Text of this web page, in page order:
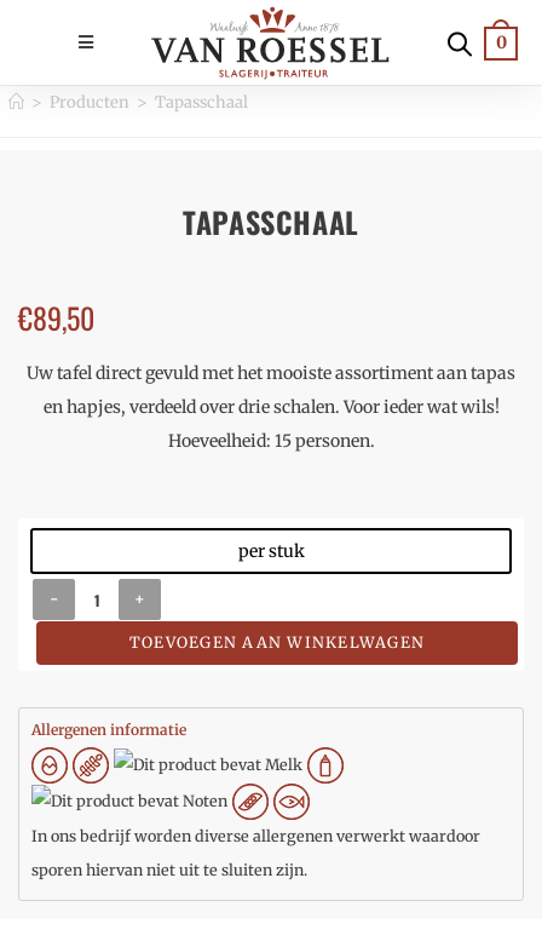
0
> Producten > Tapasschaal
TAPASSCHAAL
€89,50
Uw tafel direct gevuld met het mooiste assortiment aan tapas
en hapjes, verdeeld over drie schalen. Voor ieder wat wils!
Hoeveelheid: 15 personen.
per stuk
- +
TOEVOEGEN AAN WINKELWAGEN
Allergenen informatie
In ons bedrijf worden diverse allergenen verwerkt waardoor
sporen hiervan niet uit te sluiten zijn.